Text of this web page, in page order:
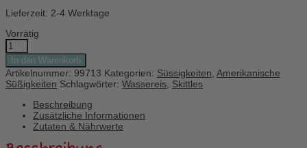
Lieferzeit: 2-4 Werktage
Vorrätig
Skittles
Freezer
Pops
Menge
In den Warenkorb
Artikelnummer: 99713 Kategorien: Süssigkeiten Amerikanische
Süßigkeiten Schlagwörter: Wassereis Skittles
Beschreibung
Zusätzliche Informationen
Zutaten & Nährwerte